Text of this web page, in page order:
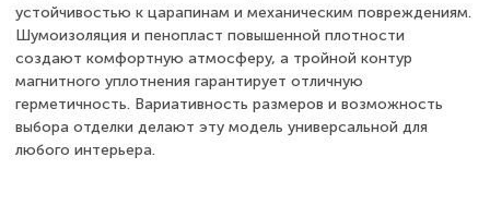
устойчивостью к царапинам и механическим повреждениям.
Шумоизоляция и пенопласт повышенной плотности
создают комфортную атмосферу, а тройной контур
магнитного уплотнения гарантирует отличную
герметичность. Вариативность размеров и возможность
выбора отделки делают эту модель универсальной для
любого интерьера.